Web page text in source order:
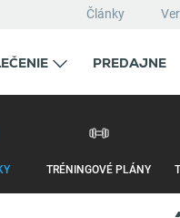
Články
PREDAJNE
TRÉNINGOVÉ PLÁNY